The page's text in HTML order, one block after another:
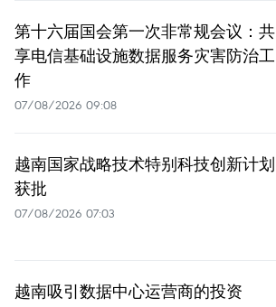
第十六届国会第一次非常规会议：共
享电信基础设施数据服务灾害防治工
作
07/08/2026 09:08
越南国家战略技术特别科技创新计划
获批
07/08/2026 07:03
越南吸引数据中心运营商的投资